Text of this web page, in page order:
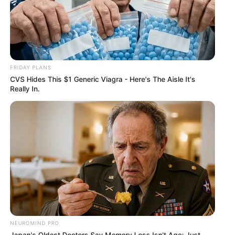
FRIDAY PLANS
CVS Hides This $1 Generic Viagra - Here's The Aisle It's
Really In.
NEUROMIND PRO